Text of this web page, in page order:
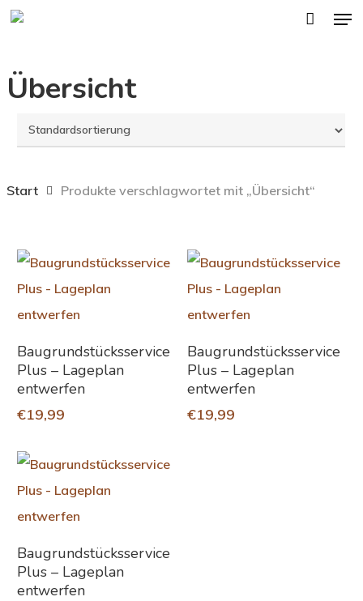
Skip
content
Übersicht
Start Produkte verschlagwortet mit „Übersicht“
In Den Warenkorb
Baugrundstücksservice
Plus – Lageplan
entwerfen
€19,99
In Den Warenkorb
Baugrundstücksservice
Plus – Lageplan
entwerfen
€19,99
In Den Warenkorb
Baugrundstücksservice
Plus – Lageplan
entwerfen